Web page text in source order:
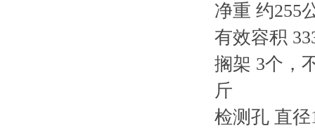
净重 约255
有效容积
搁架 3个，
斤
检测孔 直